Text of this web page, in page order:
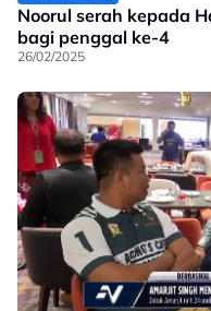
Noorul serah kepada
bagi penggal ke-4
26/02/2025